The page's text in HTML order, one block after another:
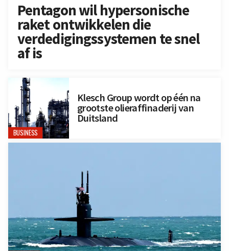
Pentagon wil hypersonische
raket ontwikkelen die
verdedigingssystemen te snel
af is
BUSINESS
Klesch Group wordt op één na
grootste olieraffinaderij van
Duitsland